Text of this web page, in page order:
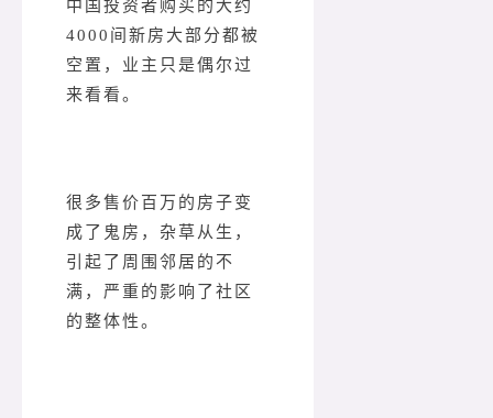
中国投资者购买的大约
4000间新房大部分都被
空置，业主只是偶尔过
来看看。
很多售价百万的房子变
成了鬼房，杂草从生，
引起了周围邻居的不
满，严重的影响了社区
的整体性。